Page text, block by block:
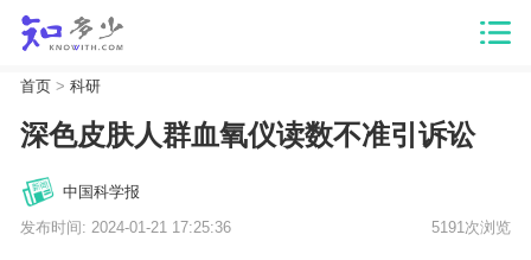
首页> 科研
深色皮肤人群血氧仪读数不准引诉讼
中国科学报
发布时间: 2024-01-21 17:25:36 5191次浏览